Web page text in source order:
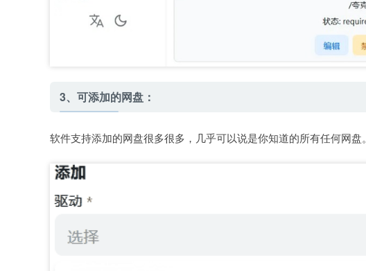
3、可添加的网盘：
软件支持添加的网盘很多很多，几乎可以说是你知道的所有任何网盘。